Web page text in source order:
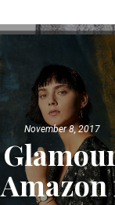
November 8, 2017